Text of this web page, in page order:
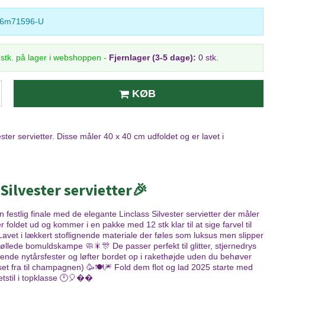
U
stk. på lager i webshoppen - Fjernlager (3-5 dage): 0 stk.
KØB
servietter. Disse måler 40 x 40 cm udfoldet og er lavet i
servietter🎉
festlig finale med de elegante Linclass Silvester servietter der måler
foldet ud og kommer i en pakke med 12 stk klar til at sige farvel til
i lækkert stoflignende materiale der føles som luksus men slipper
bomuldskampe 🧼🎇🎊 De passer perfekt til glitter, stjernedrys
nytårsfester og løfter bordet op i rakethøjde uden du behøver
fra til champagnen) 🥳🍽️🎆 Fold dem flot og lad 2025 starte med
i topklasse 🕛🎈��